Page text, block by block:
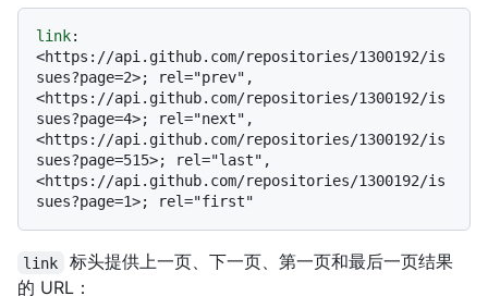
link
<https://api.github.com/repositories/1300192/is
sues?page=2>; rel="prev",
<https://api.github.com/repositories/1300192/is
sues?page=4>; rel="next",
<https://api.github.com/repositories/1300192/is
sues?page=515>; rel="last",
<https://api.github.com/repositories/1300192/is
link
标头提供上一页、下一页、第一页和最后一页结果
的 URL：